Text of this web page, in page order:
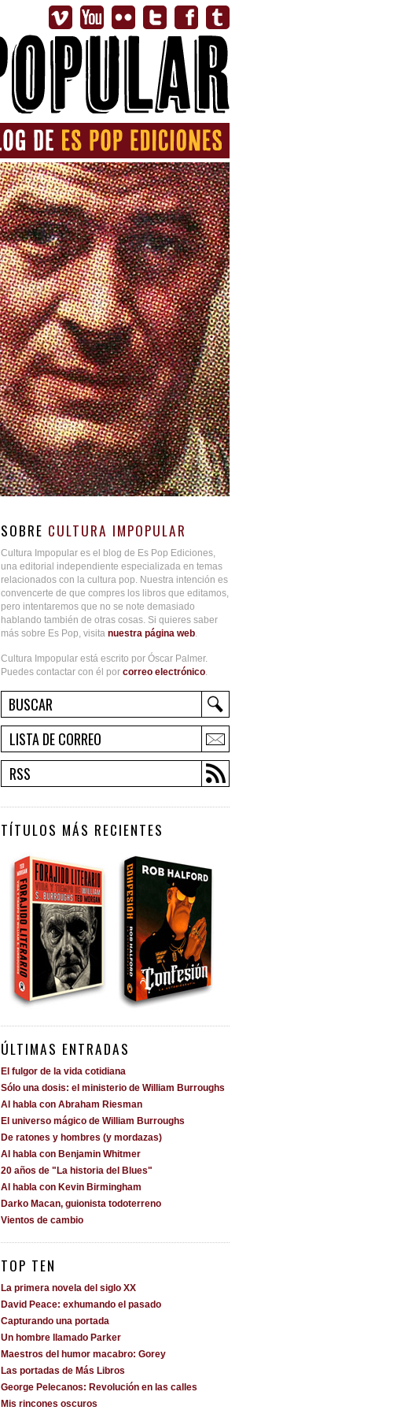
SOBRE CULTURA IMPOPULAR
Cultura Impopular es el blog de Es Pop Ediciones,
una editorial independiente especializada en temas
relacionados con la cultura pop. Nuestra intención es
convencerte de que compres los libros que editamos,
pero intentaremos que no se note demasiado
hablando también de otras cosas. Si quieres saber
más sobre Es Pop, visita nuestra página web
Cultura Impopular está escrito por Óscar Palmer.
Puedes contactar con él por correo electrónico
LISTA DE CORREO
RSS
TÍTULOS MÁS RECIENTES
ÚLTIMAS ENTRADAS
El fulgor de la vida cotidiana
Sólo una dosis: el ministerio de William Burroughs
Al habla con Abraham Riesman
El universo mágico de William Burroughs
De ratones y hombres (y mordazas)
Al habla con Benjamin Whitmer
20 años de "La historia del Blues"
Al habla con Kevin Birmingham
Darko Macan, guionista todoterreno
Vientos de cambio
TOP TEN
La primera novela del siglo XX
David Peace: exhumando el pasado
Capturando una portada
Un hombre llamado Parker
Maestros del humor macabro: Gorey
Las portadas de Más Libros
George Pelecanos: Revolución en las calles
Mis rincones oscuros